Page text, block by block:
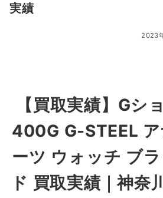
実績
2023
【買取実績】Gシ
400G G-STEEL
ーツ ウォッチ ブ
ド 買取実績｜神奈